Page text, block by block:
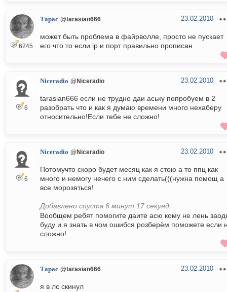
6245
Тарас @tarasian666 23.02.2010
может быть проблема в файрволле, просто не пускает
его что то если ip и порт правильно прописан
6
Niceradio @Niceradio 23.02.2010
tarasian666 если не трудно даи аську попробуем в 2
разобрать что и как я думаю времени много нехаберу
относительно!Если тебе не сложно!
6
Niceradio @Niceradio 23.02.2010
Потомучто скоро будет месяц как я стою а то ппц как
много и немогу нечего с ним сделать(((нужна помощ а
все морозяться!
Добавлено спустя 6 минут 17 секунд:
Вообщем ребят помогите даите асю кому не лень
буду и я знать в чом ошибся розберём поможете если
сложно!
Тарас @tarasian666 23.02.2010
я в лс скинул